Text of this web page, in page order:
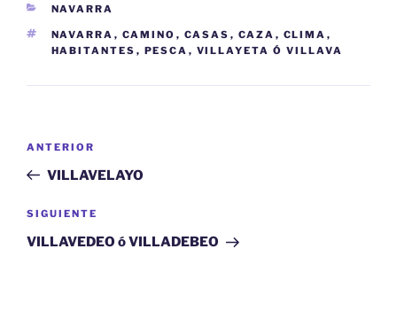
CATEGORÍAS
NAVARRA
ETIQUETAS
NAVARRA , CAMINO , CASAS , CAZA , CLIMA ,
HABITANTES , PESCA , VILLAYETA Ó VILLAVA
entradas
Entrada
anterior:
ANTERIOR
VILLAVELAYO
Siguiente
entrada
SIGUIENTE
VILLAVEDEO ó VILLADEBEO